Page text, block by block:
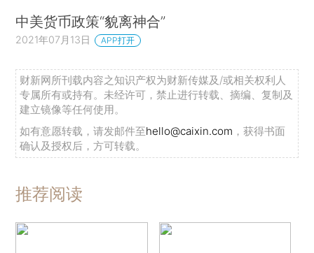
中美货币政策“貌离神合”
2021年07月13日 APP打开
财新网所刊载内容之知识产权为财新传媒及/或相关权利人
专属所有或持有。未经许可，禁止进行转载、摘编、复制及
建立镜像等任何使用。
如有意愿转载，请发邮件至hello@caixin.com ，获得书面
确认及授权后，方可转载。
推荐阅读